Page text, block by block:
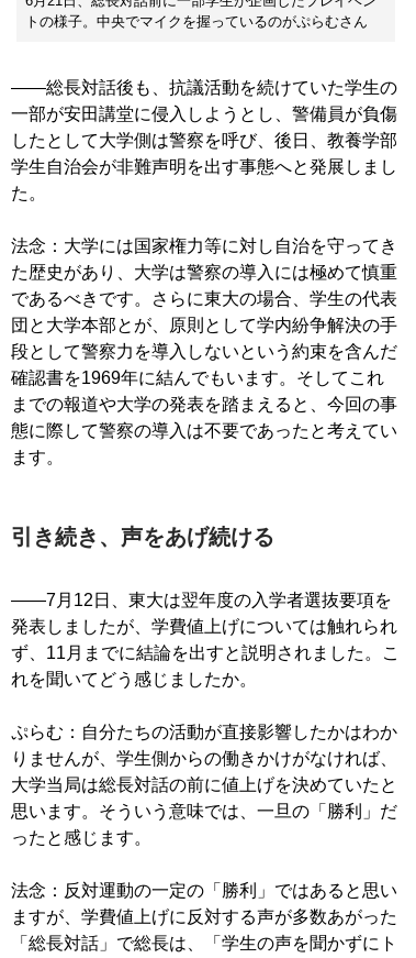
トの様子。中央でマイクを握っているのがぷらむさん
――総長対話後も、抗議活動を続けていた学生の
一部が安田講堂に侵入しようとし、警備員が負傷
したとして大学側は警察を呼び、後日、教養学部
学生自治会が非難声明を出す事態へと発展しまし
た。
法念：大学には国家権力等に対し自治を守ってき
た歴史があり、大学は警察の導入には極めて慎重
であるべきです。さらに東大の場合、学生の代表
団と大学本部とが、原則として学内紛争解決の手
段として警察力を導入しないという約束を含んだ
確認書を1969年に結んでもいます。そしてこれ
までの報道や大学の発表を踏まえると、今回の事
態に際して警察の導入は不要であったと考えてい
ます。
引き続き、声をあげ続ける
――7月12日、東大は翌年度の入学者選抜要項を
発表しましたが、学費値上げについては触れられ
ず、11月までに結論を出すと説明されました。こ
れを聞いてどう感じましたか。
ぷらむ：自分たちの活動が直接影響したかはわか
りませんが、学生側からの働きかけがなければ、
大学当局は総長対話の前に値上げを決めていたと
思います。そういう意味では、一旦の「勝利」だ
ったと感じます。
法念：反対運動の一定の「勝利」ではあると思い
ますが、学費値上げに反対する声が多数あがった
「総長対話」で総長は、「学生の声を聞かずにト